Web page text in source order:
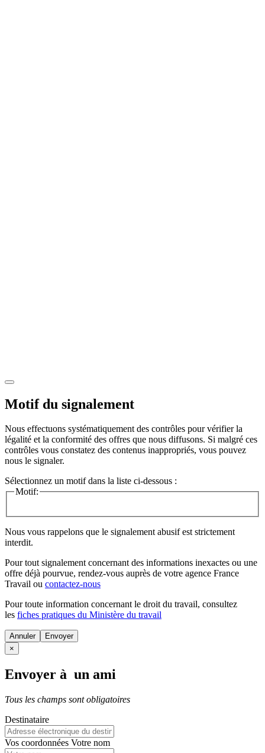
Motif du signalement
Nous effectuons systématiquement des contrôles pour vérifier la
légalité et la conformité des offres que nous diffusons. Si malgré ces
contrôles vous constatez des contenus inappropriés, vous pouvez
nous le signaler.
Sélectionnez un motif dans la liste ci-dessous :
Motif:
Nous vous rappelons que le signalement abusif est strictement
interdit.
Pour tout signalement concernant des informations inexactes ou une
offre déjà pourvue, rendez-vous auprès de votre agence France
Travail ou contactez-nous
Pour toute information concernant le droit du travail, consultez
les fiches pratiques du Ministère du travail
Annuler
×
Envoyer à un ami
Tous les champs sont obligatoires
Destinataire
Vos coordonnées Votre nom